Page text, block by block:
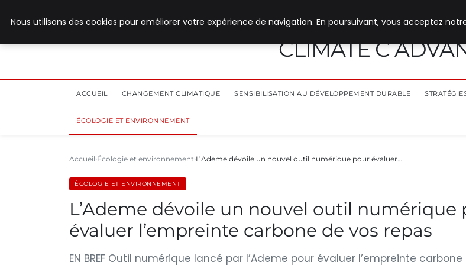
CLIMATE C
ACCUEIL CHANGEMENT CLIMATIQUE SENSIBILISATION AU DÉVELOPPEMENT DURABLE
ÉCOLOGIE ET ENVIRONNEMENT
Accueil Écologie et environnement L’Ademe dévoile un nouvel outil numérique pour évaluer…
ÉCOLOGIE ET ENVIRONNEMENT
L’Ademe dévoile un nouvel outil numérique
évaluer l’empreinte carbone de vos repas
EN BREF Outil numérique lancé par l’Ademe pour évaluer l’empreinte
Nous utilisons des cookies pour améliorer votre expérience de navigation. En poursuivant, vous acceptez